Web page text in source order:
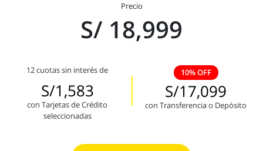
Precio
S/ 18,999
12 cuotas sin interés de
S/1,583
con Tarjetas de Crédito
seleccionadas
10% OFF
S/17,099
con Transferencia o Depósito